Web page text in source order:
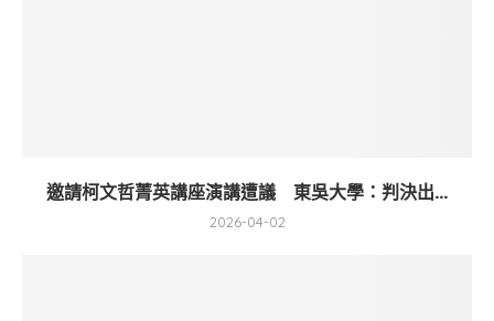
邀請柯文哲菁英講座演講遭議 東吳大學：判決出...
2026-04-02